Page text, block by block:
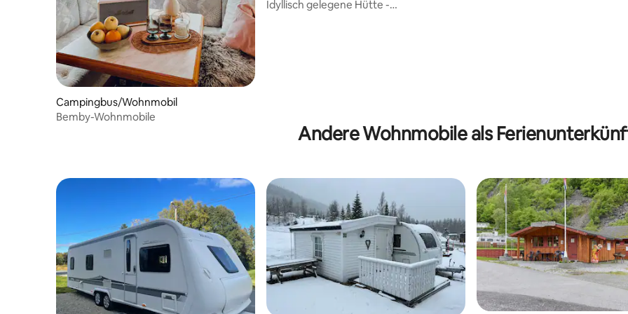
Campingbus/Wohnmobil
Bemby-Wohnmobile
Idyllisch gelegene Hütte -
Andere Wohnmobile als